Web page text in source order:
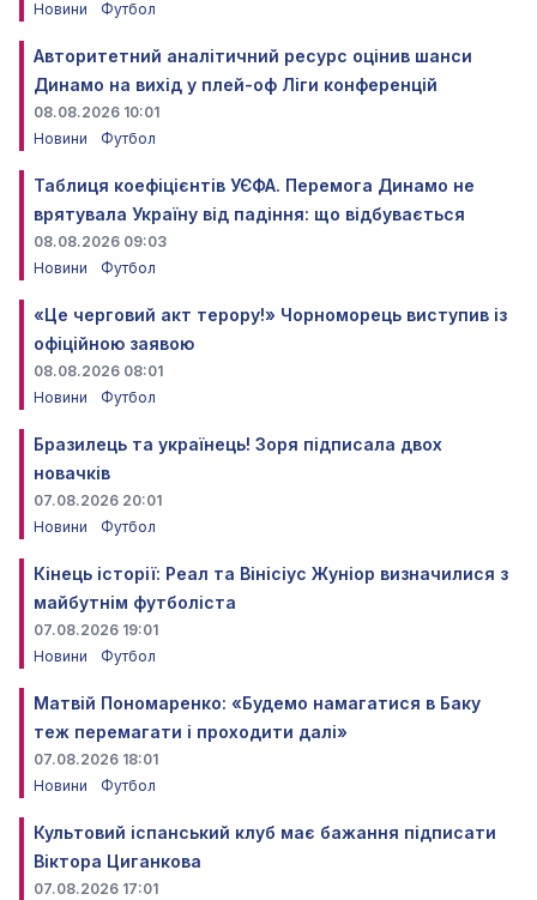
Новини Футбол
Авторитетний аналітичний ресурс оцінив шанси
Динамо на вихід у плей-оф Ліги конференцій
08.08.2026 10:01
Новини
Футбол
Таблиця коефіцієнтів УЄФА. Перемога Динамо не
врятувала Україну від падіння: що відбувається
08.08.2026 09:03
Новини
Футбол
«Це черговий акт терору!» Чорноморець виступив із
офіційною заявою
08.08.2026 08:01
Новини
Футбол
Бразилець та українець! Зоря підписала двох
новачків
07.08.2026 20:01
Новини
Футбол
Кінець історії: Реал та Вінісіус Жуніор визначилися з
майбутнім футболіста
07.08.2026 19:01
Новини
Футбол
Матвій Пономаренко: «Будемо намагатися в Баку
теж перемагати і проходити далі»
07.08.2026 18:01
Новини
Футбол
Культовий іспанський клуб має бажання підписати
Віктора Циганкова
07.08.2026 17:01